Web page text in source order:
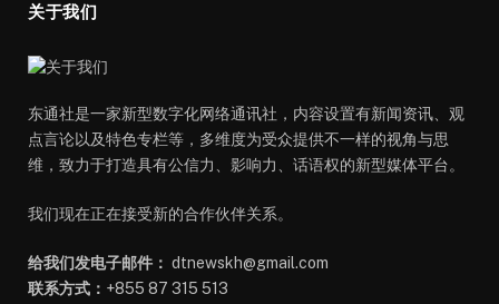
关于我们
东通社是一家新型数字化网络通讯社，内容设置有新闻资讯、观
点言论以及特色专栏等，多维度为受众提供不一样的视角与思
维，致力于打造具有公信力、影响力、话语权的新型媒体平台。
我们现在正在接受新的合作伙伴关系。
给我们发电子邮件： dtnewskh@gmail.com
联系方式： +855 87 315 513